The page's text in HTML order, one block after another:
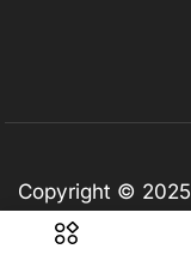
Copyright © 2025